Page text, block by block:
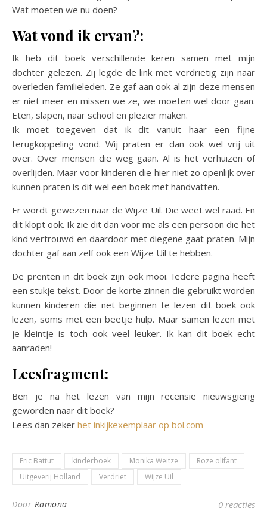
Wat moeten we nu doen?
Wat vond ik ervan?:
Ik heb dit boek verschillende keren samen met mijn
dochter gelezen. Zij legde de link met verdrietig zijn naar
overleden familieleden. Ze gaf aan ook al zijn deze mensen
er niet meer en missen we ze, we moeten wel door gaan.
Eten, slapen, naar school en plezier maken.
Ik moet toegeven dat ik dit vanuit haar een fijne
terugkoppeling vond. Wij praten er dan ook wel vrij uit
over. Over mensen die weg gaan. Al is het verhuizen of
overlijden. Maar voor kinderen die hier niet zo openlijk over
kunnen praten is dit wel een boek met handvatten.
Er wordt gewezen naar de Wijze Uil. Die weet wel raad. En
dit klopt ook. Ik zie dit dan voor me als een persoon die het
kind vertrouwd en daardoor met diegene gaat praten. Mijn
dochter gaf aan zelf ook een Wijze Uil te hebben.
De prenten in dit boek zijn ook mooi. Iedere pagina heeft
een stukje tekst. Door de korte zinnen die gebruikt worden
kunnen kinderen die net beginnen te lezen dit boek ook
lezen, soms met een beetje hulp. Maar samen lezen met
je kleintje is toch ook veel leuker. Ik kan dit boek echt
aanraden!
Leesfragment:
Ben je na het lezen van mijn recensie nieuwsgierig
geworden naar dit boek?
Lees dan zeker het inkijkexemplaar op bol.com
Eric Battut kinderboek Monika Weitze
Roze olifant
Uitgeverij Holland
Verdriet Wijze Uil
Door Ramona 0 reacties